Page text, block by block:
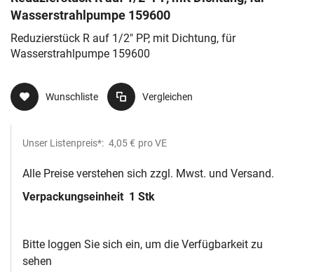
Wasserstrahlpumpe 159600
Reduzierstück R auf 1/2" PP, mit Dichtung, für
Wasserstrahlpumpe 159600
Wunschliste Vergleichen
Unser Listenpreis*: 4,05 € pro VE
Alle Preise verstehen sich zzgl. Mwst. und Versand.
Verpackungseinheit 1 Stk
Bitte loggen Sie sich ein, um die Verfügbarkeit zu
sehen